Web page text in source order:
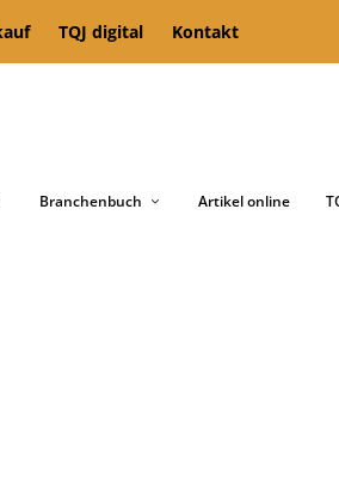
TQJ digital Kontakt
Branchenbuch Artikel online